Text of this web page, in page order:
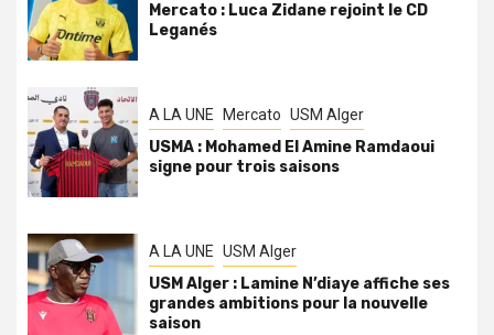
Mercato : Luca Zidane rejoint le CD
Leganés
A LA UNE Mercato USM Alger
USMA : Mohamed El Amine Ramdaoui
signe pour trois saisons
A LA UNE USM Alger
USM Alger : Lamine N’diaye affiche ses
grandes ambitions pour la nouvelle
saison